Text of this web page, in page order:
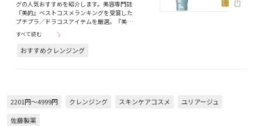
グの人気おすすめを紹介します。美容専門誌
『美的』ベストコスメランキングを受賞した
プチプラ／ドラコスアイテムを厳選。『美…
すべて読む
おすすめクレンジング
2201円～4999円 クレンジング スキンケアコスメ
ユリアージュ
佐藤製薬